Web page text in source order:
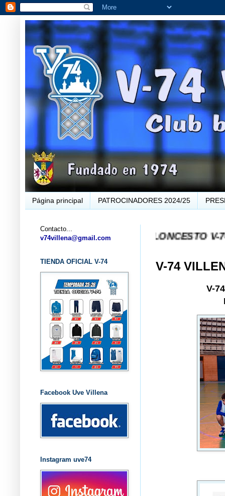
Página principal PATROCINADORES 2024/25
... CLUB BALONCESTO V-74
V-74
V-
Contacto...
v74villena@gmail.com
TIENDA OFICIAL V-74
Facebook Uve Villena
Instagram uve74